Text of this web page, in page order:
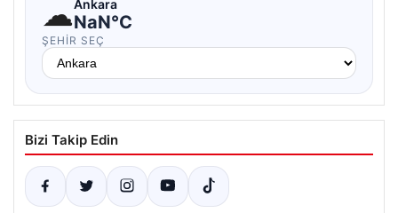
☁Ankara
NaN°C
ŞEHIR SEÇ
Bizi Takip Edin